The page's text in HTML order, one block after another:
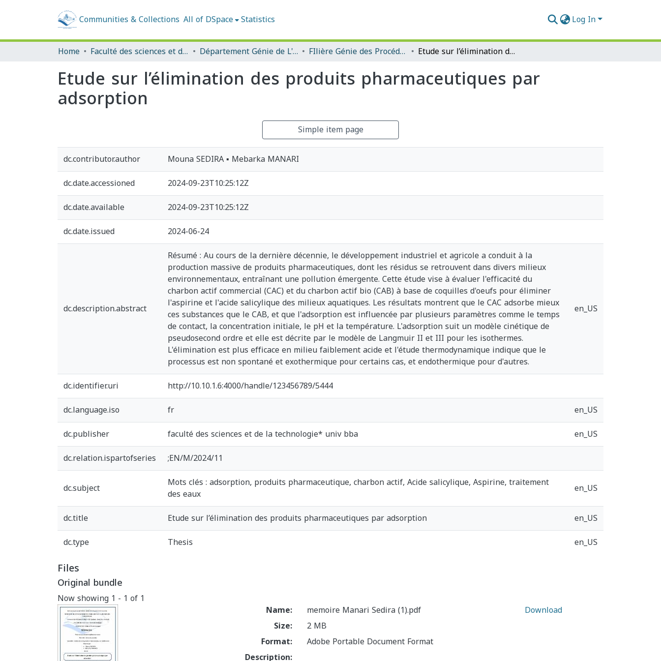
Communities & Collections All of DSpace Statistics Log In
Home Faculté des sciences et de la technologie Département Génie de L'environnement FIlière Génie des Procédés Etude sur l’élimination des produits pharmaceutiques par adsorption
Etude sur l’élimination des produits pharmaceutiques par
adsorption
Simple item page
dc.contributor.author
Mouna SEDIRA ▪ Mebarka MANARI
dc.date.accessioned
2024-09-23T10:25:12Z
dc.date.available
2024-09-23T10:25:12Z
dc.date.issued
2024-06-24
dc.description.abstract
Résumé : Au cours de la dernière décennie, le développement industriel et agricole a conduit à la
production massive de produits pharmaceutiques, dont les résidus se retrouvent dans divers milieux
environnementaux, entraînant une pollution émergente. Cette étude vise à évaluer l'efficacité du
charbon actif commercial (CAC) et du charbon actif bio (CAB) à base de coquilles d'oeufs pour éliminer
l'aspirine et l'acide salicylique des milieux aquatiques. Les résultats montrent que le CAC adsorbe mieux
ces substances que le CAB, et que l'adsorption est influencée par plusieurs paramètres comme le temps
de contact, la concentration initiale, le pH et la température. L'adsorption suit un modèle cinétique de
pseudosecond ordre et elle est décrite par le modèle de Langmuir II et III pour les isothermes.
L'élimination est plus efficace en milieu faiblement acide et l'étude thermodynamique indique que le
processus est non spontané et exothermique pour certains cas, et endothermique pour d'autres.
en_US
dc.identifier.uri
http://10.10.1.6:4000/handle/123456789/5444
dc.language.iso
fr
en_US
dc.publisher
faculté des sciences et de la technologie* univ bba
en_US
dc.relation.ispartofseries
;EN/M/2024/11
dc.subject
Mots clés : adsorption, produits pharmaceutique, charbon actif, Acide salicylique, Aspirine, traitement
des eaux
en_US
dc.title
Etude sur l’élimination des produits pharmaceutiques par adsorption
en_US
dc.type
Thesis en_US
Files
Original bundle
Now showing 1 - 1 of 1
Name:
memoire Manari Sedira (1).pdf
Size:
2 MB
Format:
Adobe Portable Document Format
Description:
Download